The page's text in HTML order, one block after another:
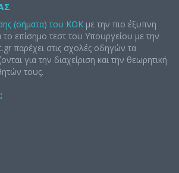
(σήματα) του ΚΟΚ με την πιο έξυπνη
επίσημο τεστ του Υπουργείου με την
παρέχει στις σχολές οδηγών τα
για την διαχείριση και την θεωρητική
τους.